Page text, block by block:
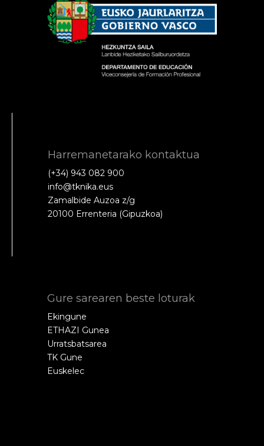
Harremanetarako kontaktua
(+34) 943 082 900
info@tknika.eus
Zamalbide Auzoa z/g
20100 Errenteria (Gipuzkoa)
Gure sarearen beste loturak
Ekingune
ETHAZI Gunea
Urratsbatsarea
TK Gune
Euskelec